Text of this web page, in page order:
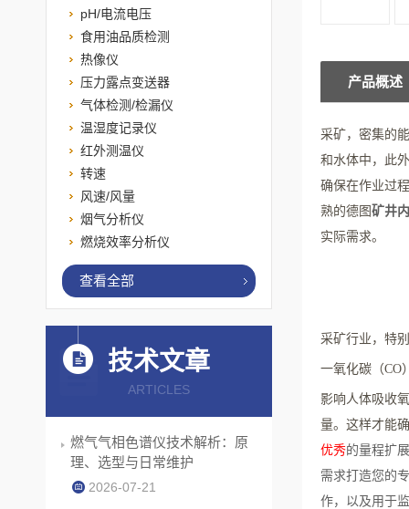
产品概述
采矿，密集的
和水体中，此
确保在作业过
熟的德图矿井
实际需求。
采矿行业，特
一氧化碳（CO
影响人体吸收
量。这样才能
优秀的量程扩
需求打造您的
作，以及用于
pH/电流电压
食用油品质检测
热像仪
压力露点变送器
气体检测/检漏仪
温湿度记录仪
红外测温仪
转速
风速/风量
烟气分析仪
燃烧效率分析仪
查看全部
技术文章
ARTICLES
燃气气相色谱仪技术解析：原
理、选型与日常维护
2026-07-21